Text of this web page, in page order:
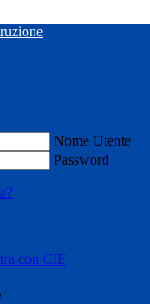
Nome Utente
Password
con CIE